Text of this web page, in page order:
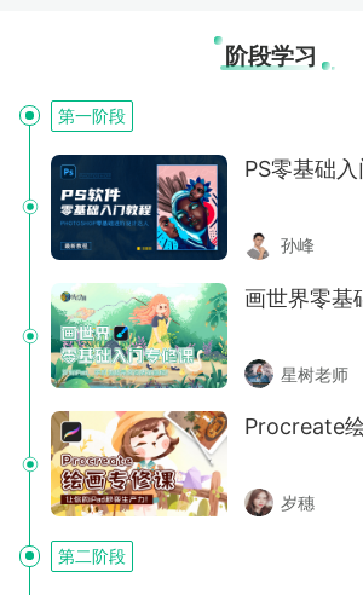
阶段学习
第一阶段
PS零基础
孙峰
画世界零基
星树老师
Procreate
岁穗
第二阶段